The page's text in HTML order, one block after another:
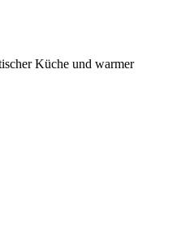
Küche und warmer